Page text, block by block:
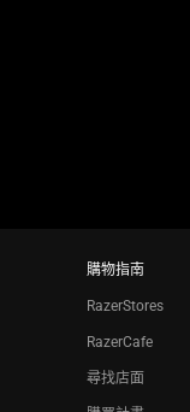
購物指南
RazerStores
RazerCafe
尋找店面